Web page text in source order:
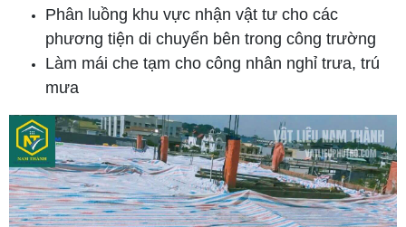
Phân luồng khu vực nhận vật tư cho các
phương tiện di chuyển bên trong công trường
Làm mái che tạm cho công nhân nghỉ trưa, trú
mưa